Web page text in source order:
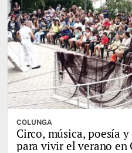
COLUNGA
Circo, música, poesía
para vivir el verano en